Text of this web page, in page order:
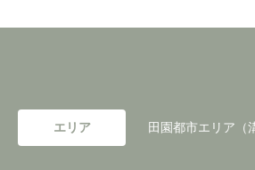
エリア 田園都市エリア（